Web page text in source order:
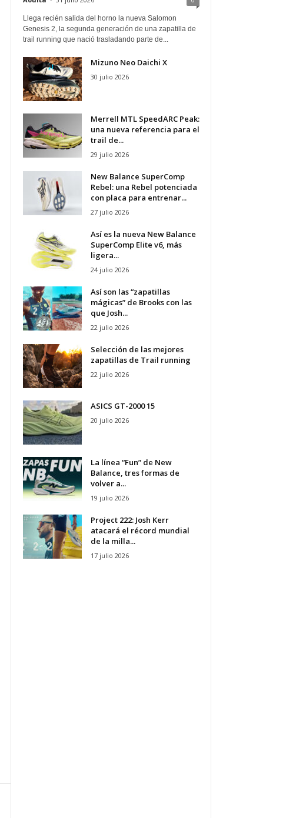
Llega recién salida del horno la nueva Salomon
Genesis 2, la segunda generación de una zapatilla de
trail running que nació trasladando parte de...
Mizuno Neo Daichi X
30 julio 2026
Merrell MTL SpeedARC Peak:
una nueva referencia para el
trail de...
29 julio 2026
New Balance SuperComp
Rebel: una Rebel potenciada
con placa para entrenar...
27 julio 2026
Así es la nueva New Balance
SuperComp Elite v6, más
ligera...
24 julio 2026
Así son las “zapatillas
mágicas” de Brooks con las
que Josh...
22 julio 2026
Selección de las mejores
zapatillas de Trail running
22 julio 2026
ASICS GT-2000 15
20 julio 2026
La línea “Fun” de New
Balance, tres formas de
volver a...
19 julio 2026
Project 222: Josh Kerr
atacará el récord mundial
de la milla...
17 julio 2026